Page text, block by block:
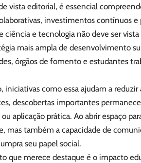
vista editorial, é essencial
investimentos contínuos
ciência e tecnologia não deve ser
mais ampla de desenvolvimento
órgãos de fomento e estudantes
iniciativas como essa ajudam a
descobertas importantes
aplicação prática. Ao abrir espaço
mas também a capacidade de
seu papel social.
que merece destaque é o impacto